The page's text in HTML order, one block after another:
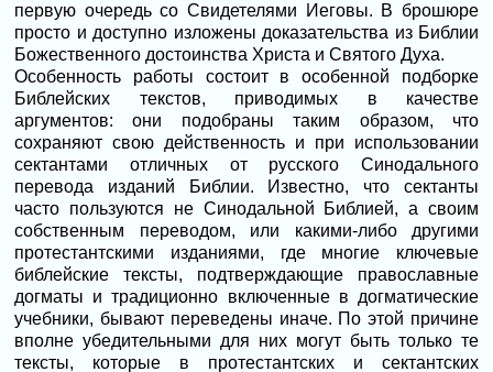
первую очередь со Свидетелями Иеговы. В брошюре
просто и доступно изложены доказательства из Библии
Божественного достоинства Христа и Святого Духа.
Особенность работы состоит в особенной подборке
Библейских текстов, приводимых в качестве
аргументов: они подобраны таким образом, что
сохраняют свою действенность и при использовании
сектантами отличных от русского Синодального
перевода изданий Библии. Известно, что сектанты
часто пользуются не Синодальной Библией, а своим
собственным переводом, или какими-либо другими
протестантскими изданиями, где многие ключевые
библейские тексты, подтверждающие православные
догматы и традиционно включенные в догматические
учебники, бывают переведены иначе. По этой причине
вполне убедительными для них могут быть только те
тексты, которые в протестантских и сектантских